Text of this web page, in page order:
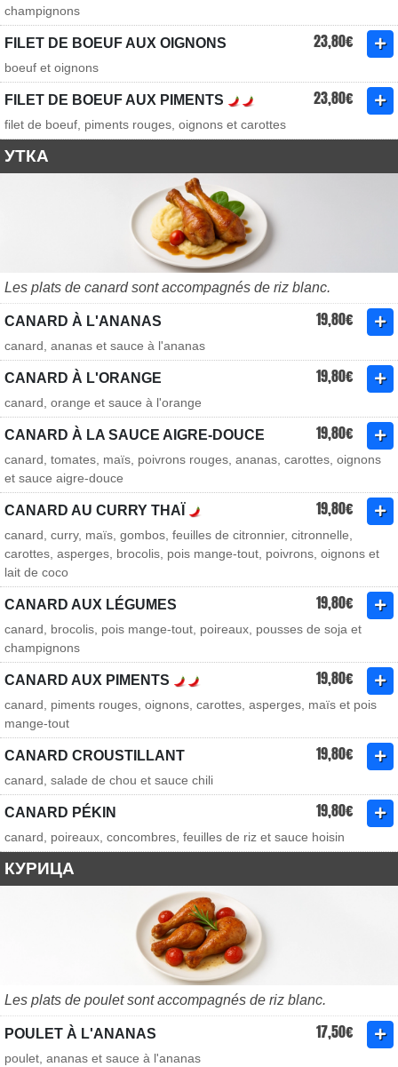
champignons
FILET DE BOEUF AUX OIGNONS 23,80€
boeuf et oignons
FILET DE BOEUF AUX PIMENTS 23,80€
filet de boeuf, piments rouges, oignons et carottes
УТКА
Les plats de canard sont accompagnés de riz blanc.
CANARD À L'ANANAS 19,80€
canard, ananas et sauce à l'ananas
CANARD À L'ORANGE 19,80€
canard, orange et sauce à l'orange
CANARD À LA SAUCE AIGRE-DOUCE 19,80€
canard, tomates, maïs, poivrons rouges, ananas, carottes, oignons
et sauce aigre-douce
CANARD AU CURRY THAÏ 19,80€
canard, curry, maïs, gombos, feuilles de citronnier, citronnelle,
carottes, asperges, brocolis, pois mange-tout, poivrons, oignons et
lait de coco
CANARD AUX LÉGUMES 19,80€
canard, brocolis, pois mange-tout, poireaux, pousses de soja et
champignons
CANARD AUX PIMENTS 19,80€
canard, piments rouges, oignons, carottes, asperges, maïs et pois
mange-tout
CANARD CROUSTILLANT 19,80€
canard, salade de chou et sauce chili
CANARD PÉKIN 19,80€
canard, poireaux, concombres, feuilles de riz et sauce hoisin
КУРИЦА
Les plats de poulet sont accompagnés de riz blanc.
POULET À L'ANANAS 17,50€
poulet, ananas et sauce à l'ananas